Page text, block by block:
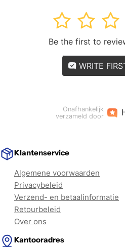
3
2
1
Be the first to
WRITE
Onafhankelijk
verzameld door
Klantenservice
Algemene voorwaarden
Privacybeleid
Verzend- en betaalinformatie
Retourbeleid
Over ons
Kantooradres